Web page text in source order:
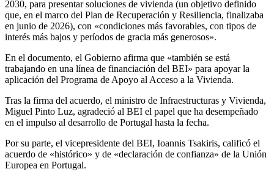
2030, para presentar soluciones de vivienda (un objetivo definido
que, en el marco del Plan de Recuperación y Resiliencia, finalizaba
en junio de 2026), con «condiciones más favorables, con tipos de
interés más bajos y períodos de gracia más generosos».
En el documento, el Gobierno afirma que «también se está
trabajando en una línea de financiación del BEI» para apoyar la
aplicación del Programa de Apoyo al Acceso a la Vivienda.
Tras la firma del acuerdo, el ministro de Infraestructuras y Vivienda,
Miguel Pinto Luz, agradeció al BEI el papel que ha desempeñado
en el impulso al desarrollo de Portugal hasta la fecha.
Por su parte, el vicepresidente del BEI, Ioannis Tsakiris, calificó el
acuerdo de «histórico» y de «declaración de confianza» de la Unión
Europea en Portugal.